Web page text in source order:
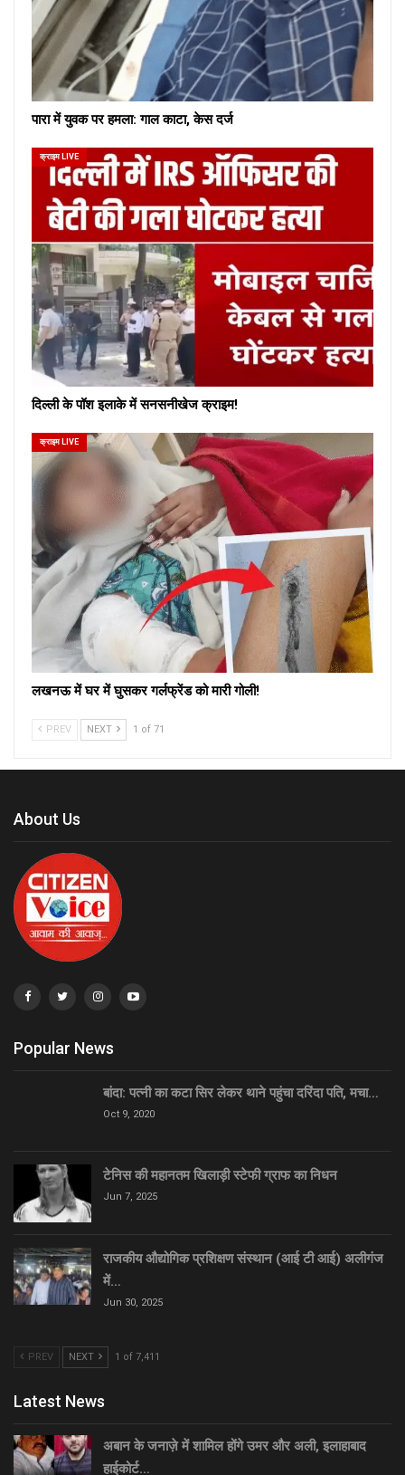
पारा में युवक पर हमला: गाल काटा, केस दर्ज
क्राइम LIVE
दिल्ली के पॉश इलाके में सनसनीखेज क्राइम!
क्राइम LIVE
लखनऊ में घर में घुसकर गर्लफ्रेंड को मारी गोली!
PREV NEXT 1 of 71
About Us
Popular News
बांदा: पत्नी का कटा सिर लेकर थाने पहुंचा दरिंदा पति, मचा…
Oct 9, 2020
टेनिस की महानतम खिलाड़ी स्टेफी ग्राफ का निधन
Jun 7, 2025
राजकीय औद्योगिक प्रशिक्षण संस्थान (आई टी आई) अलीगंज
में…
Jun 30, 2025
PREV NEXT 1 of 7,411
Latest News
अबान के जनाज़े में शामिल होंगे उमर और अली, इलाहाबाद
हाईकोर्ट…